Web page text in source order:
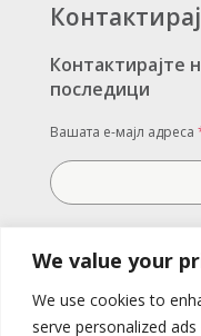
We value your
We use cookies to
serve personalized
Контактирајте
последици
Вашата е-мајл адреса